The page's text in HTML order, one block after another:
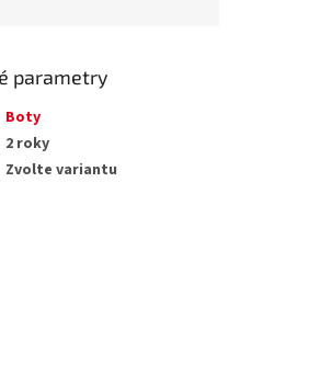
parametry
Boty
2 roky
Zvolte variantu